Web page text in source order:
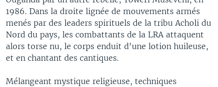
1986. Dans la droite lignée de mouvements armés
menés par des leaders spirituels de la tribu Acholi du
Nord du pays, les combattants de la LRA attaquent
alors torse nu, le corps enduit d'une lotion huileuse,
et en chantant des cantiques.
Mélangeant mystique religieuse, techniques